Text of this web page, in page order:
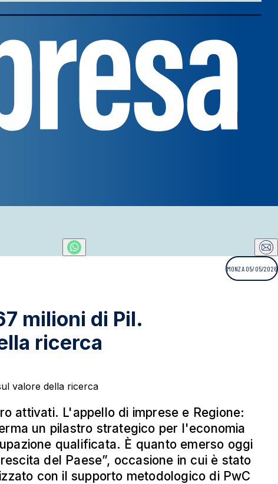
MONZA 05/05/2026
milioni di Pil.
ricerca
attivati. L'appello di imprese e Regione:
un pilastro strategico per l'economia
qualificata. È quanto emerso oggi
del Paese”, occasione in cui è stato
con il supporto metodologico di PwC